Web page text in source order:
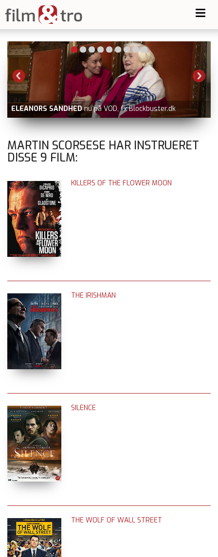
SANDHED nu på VOD, fx Blockbuster.dk BLUE
MARTIN SCORSESE HAR INSTRUERET
DISSE 9 FILM:
KILLERS OF THE FLOWER MOON
THE IRISHMAN
SILENCE
THE WOLF OF WALL STREET